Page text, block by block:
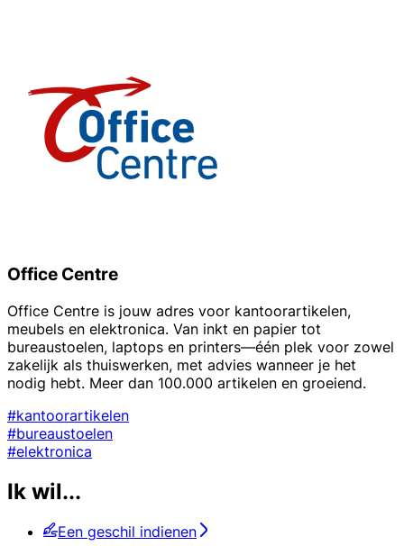
Office Centre
Office Centre is jouw adres voor kantoorartikelen,
meubels en elektronica. Van inkt en papier tot
bureaustoelen, laptops en printers—één plek voor zowel
zakelijk als thuiswerken, met advies wanneer je het
nodig hebt. Meer dan 100.000 artikelen en groeiend.
#kantoorartikelen
#bureaustoelen
#elektronica
Ik wil...
Een geschil indienen